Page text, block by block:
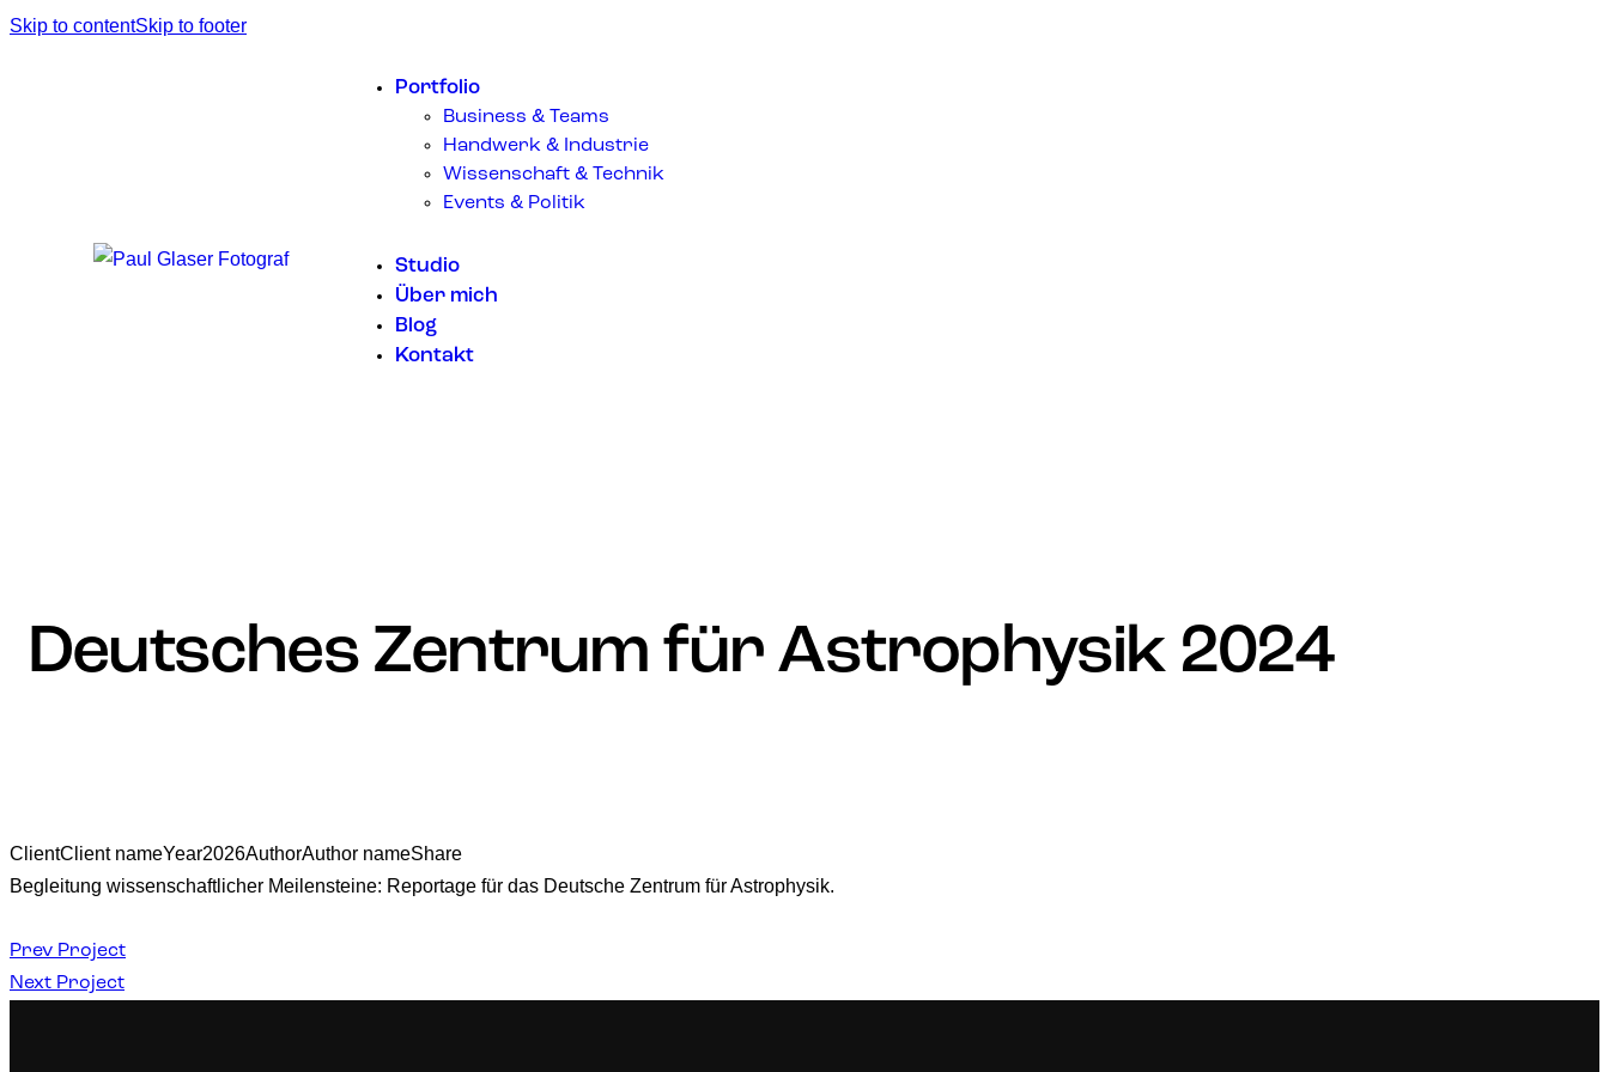
Skip to contentSkip to footer
Portfolio
Business & Teams
Handwerk & Industrie
Wissenschaft & Technik
Events & Politik
Studio
Über mich
Blog
Kontakt
Deutsches Zentrum für Astrophysik 2024
ClientClient nameYear2026AuthorAuthor nameShare
Begleitung wissenschaftlicher Meilensteine: Reportage für das Deutsche Zentrum für Astrophysik.
Prev Project
Next Project